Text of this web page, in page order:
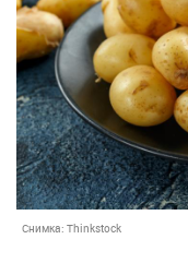
Снимка: Thinkstock